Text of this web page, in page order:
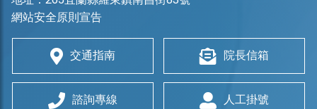
網站安全原則宣告
交通指南 院長信箱
諮詢專線 人工掛號